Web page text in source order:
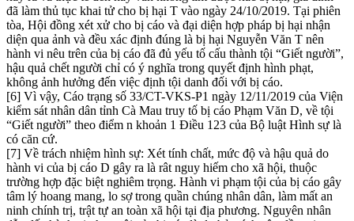
đã làm thủ tục khai tử cho bị hại T vào ngày 24/10/2019. Tại phiên
tòa, Hội đồng xét xử cho bị cáo và đại diện hợp pháp bị hại nhận
diện qua ảnh và đều xác định đúng là bị hại Nguyễn Văn T nên
hành vi nêu trên của bị cáo đã đủ yếu tố cấu thành tội “Giết người”,
hậu quả chết người chỉ có ý nghĩa trong quyết định hình phạt,
không ảnh hưởng đến việc định tội danh đối với bị cáo.
[6] Vì vậy, Cáo trạng số 33/CT-VKS-P1 ngày 12/11/2019 của Viện
kiểm sát nhân dân tỉnh Cà Mau truy tố bị cáo Phạm Văn D, về tội
“Giết người” theo điểm n khoản 1 Điều 123 của Bộ luật Hình sự là
có căn cứ.
[7] Về trách nhiệm hình sự: Xét tính chất, mức độ và hậu quả do
hành vi của bị cáo D gây ra là rât nguy hiếm cho xã hội, thuộc
trường hợp đặc biệt nghiêm trọng. Hành vi phạm tội của bị cáo gây
tâm lý hoang mang, lo sợ trong quần chúng nhân dân, làm mất an
ninh chính trị, trật tự an toàn xã hội tại địa phương. Nguyên nhân